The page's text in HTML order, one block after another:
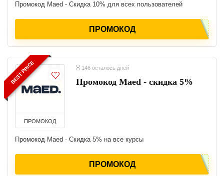
Промокод Maed - Скидка 10% для всех пользователей
ПРОМОКОД
BEST PRICE
ПРОМОКОД
146 осталось дней
Промокод Maed - скидка 5%
Промокод Maed - Скидка 5% на все курсы
ПРОМОКОД